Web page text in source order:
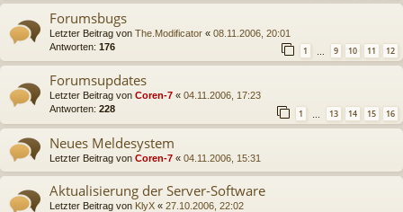
Forumsbugs
Letzter Beitrag von The.Modificator « 08.11.2006, 20:01
Antworten: 176 1 … 9 10 11 12
Forumsupdates
Letzter Beitrag von Coren-7 « 04.11.2006, 17:23
Antworten: 228 1 13 14 15 16
Neues Meldesystem
Letzter Beitrag von Coren-7 « 04.11.2006, 15:31
Aktualisierung der Server-Software
Letzter Beitrag von KlyX « 27.10.2006, 22:02